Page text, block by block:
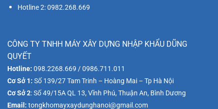
Hotline 2: 0982.268.669
CÔNG TY TNHH MÁY XÂY DỰNG NHẬP KHẨU DŨNG
QUYẾT
Hotline: 098.2268.669 / 0986.711.011
Cơ Sở 1: Số 139/27 Tam Trinh – Hoàng Mai – Tp Hà Nội
Cơ Sở 2: Số 49/15A QL 13, Vĩnh Phú, Thuận An, Bình Dương
Email: tongkhomayxaydunghanoi@gmail.com